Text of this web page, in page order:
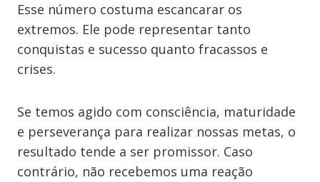
Esse número costuma escancarar os
extremos. Ele pode representar tanto
conquistas e sucesso quanto fracassos e
crises.
Se temos agido com consciência, maturidade
e perseverança para realizar nossas metas, o
resultado tende a ser promissor. Caso
contrário, não recebemos uma reação